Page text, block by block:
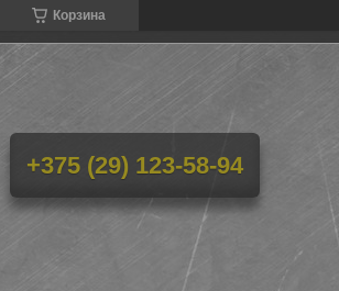
Корзина
+375 (29) 123-58-94